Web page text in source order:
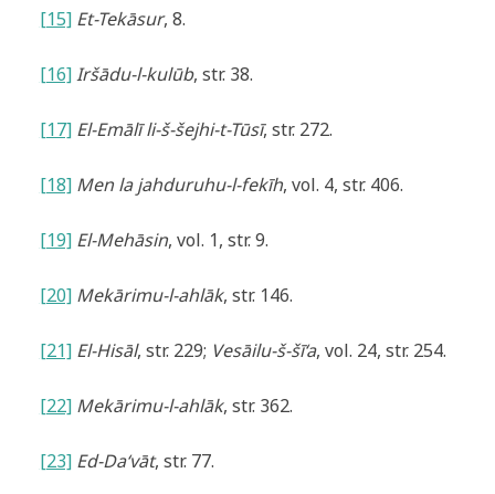
[15] Et-Tekāsur, 8.
[16]Iršādu-l-kulūb, str. 38.
[17] El-Emālī li-š-šejhi-t-Tūsī, str. 272.
[18] Men la jahduruhu-l-fekīh, vol. 4, str. 406.
[19] El-Mehāsin, vol. 1, str. 9.
[20] Mekārimu-l-ahlāk, str. 146.
[21] El-Hisāl, str. 229; Vesāilu-š-šī‘a, vol. 24, str. 254.
[22] Mekārimu-l-ahlāk, str. 362.
[23] Ed-Da‘vāt, str. 77.